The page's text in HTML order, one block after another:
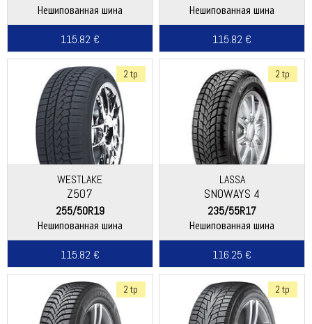
Нешипованная шина
115.82 €
Нешипованная шина
115.82 €
2 tp
WESTLAKE
Z507
255/50R19
Нешипованная шина
115.82 €
2 tp
LASSA
SNOWAYS 4
235/55R17
Нешипованная шина
116.25 €
2 tp 2 tp